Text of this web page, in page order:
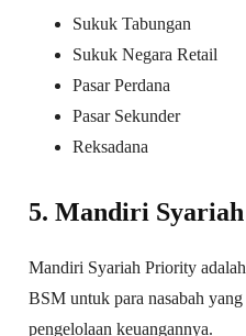
Sukuk Tabungan
Sukuk Negara Retail
Pasar Perdana
Pasar Sekunder
Reksadana
5. Mandiri
Mandiri Syariah Priority
BSM untuk para nasabah
pengelolaan keuangannya.